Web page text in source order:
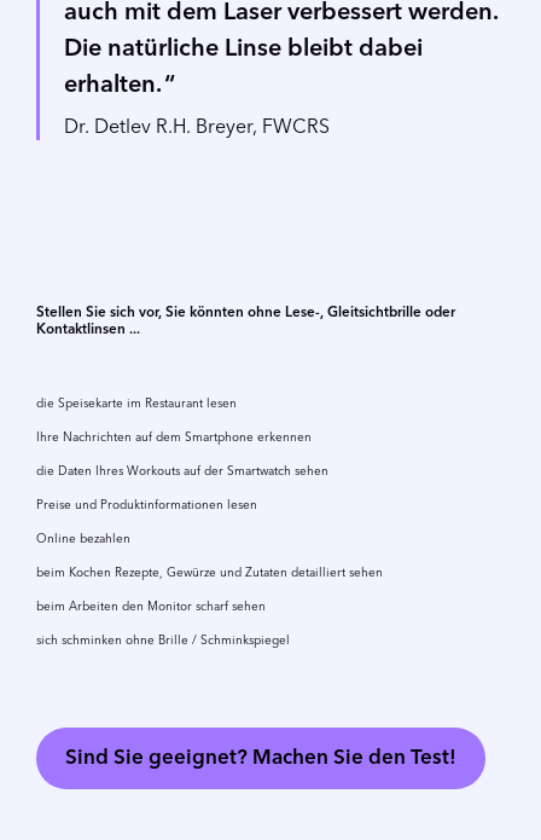
auch mit dem Laser verbessert werden.
Die natürliche Linse bleibt dabei
erhalten.
Dr. Detlev R.H. Breyer, FWCRS
Stellen Sie sich vor, Sie könnten ohne Lese-, Gleitsichtbrille oder
Kontaktlinsen ...
die Speisekarte im Restaurant lesen
Ihre Nachrichten auf dem Smartphone erkennen
die Daten Ihres Workouts auf der Smartwatch sehen
Preise und Produktinformationen lesen
Online bezahlen
beim Kochen Rezepte, Gewürze und Zutaten detailliert sehen
beim Arbeiten den Monitor scharf sehen
sich schminken ohne Brille / Schminkspiegel
Sind Sie geeignet? Machen Sie den Test!